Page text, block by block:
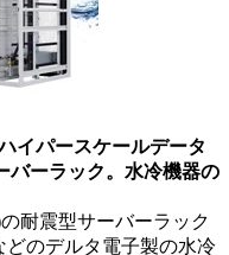
イパースケールデータ
バーラック。水冷機器の
耐震型サーバーラック
のデルタ電子製の水冷